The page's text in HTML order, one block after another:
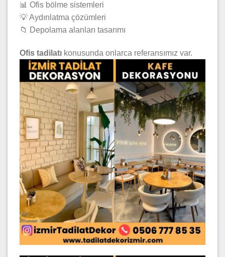
📊 Ofis bölme sistemleri
💡 Aydınlatma çözümleri
📁 Depolama alanları tasarımı
Ofis tadilatı konusunda onlarca referansımız var.